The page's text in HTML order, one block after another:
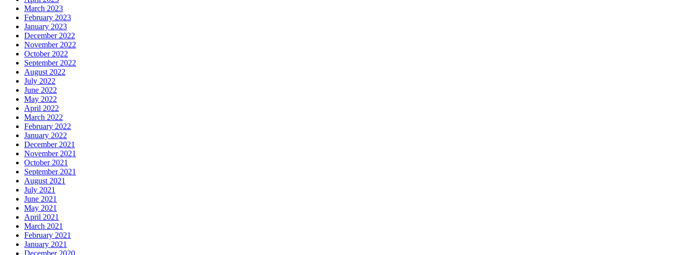
March 2023
February 2023
January 2023
December 2022
November 2022
October 2022
September 2022
August 2022
July 2022
June 2022
May 2022
April 2022
March 2022
February 2022
January 2022
December 2021
November 2021
October 2021
September 2021
August 2021
July 2021
June 2021
May 2021
April 2021
March 2021
February 2021
January 2021
December 2020